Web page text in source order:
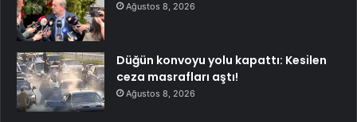
Ağustos 8, 2026
Düğün konvoyu yolu kapattı: Kesilen
ceza masrafları aştı!
Ağustos 8, 2026